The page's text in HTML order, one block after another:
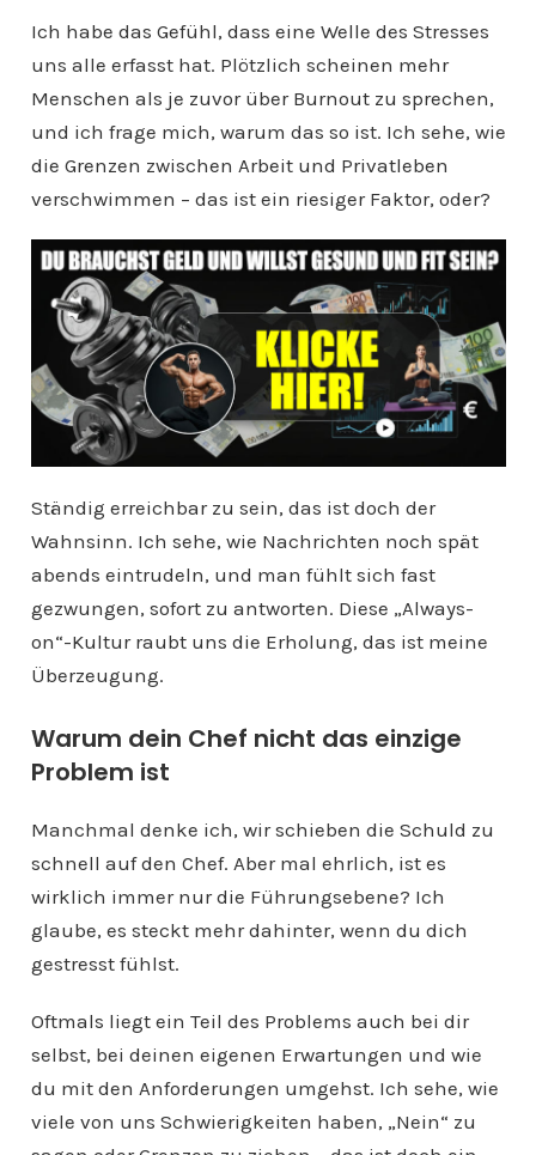
Ich habe das Gefühl, dass eine Welle des Stresses
uns alle erfasst hat. Plötzlich scheinen mehr
Menschen als je zuvor über Burnout zu sprechen,
und ich frage mich, warum das so ist. Ich sehe, wie
die Grenzen zwischen Arbeit und Privatleben
verschwimmen – das ist ein riesiger Faktor, oder?
Ständig erreichbar zu sein, das ist doch der
Wahnsinn. Ich sehe, wie Nachrichten noch spät
abends eintrudeln, und man fühlt sich fast
gezwungen, sofort zu antworten. Diese „Always-
on“-Kultur raubt uns die Erholung, das ist meine
Überzeugung.
Warum dein Chef nicht das einzige
Problem ist
Manchmal denke ich, wir schieben die Schuld zu
schnell auf den Chef. Aber mal ehrlich, ist es
wirklich immer nur die Führungsebene? Ich
glaube, es steckt mehr dahinter, wenn du dich
gestresst fühlst.
Oftmals liegt ein Teil des Problems auch bei dir
selbst, bei deinen eigenen Erwartungen und wie
du mit den Anforderungen umgehst. Ich sehe, wie
viele von uns Schwierigkeiten haben, „Nein“ zu